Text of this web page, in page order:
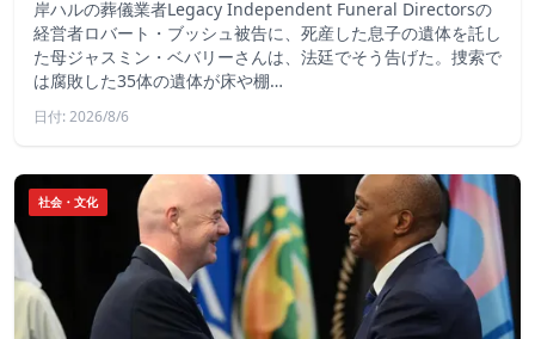
岸ハルの葬儀業者Legacy Independent Funeral Directorsの
経営者ロバート・ブッシュ被告に、死産した息子の遺体を託し
た母ジャスミン・ベバリーさんは、法廷でそう告げた。捜索で
は腐敗した35体の遺体が床や棚…
日付: 2026/8/6
社会・文化